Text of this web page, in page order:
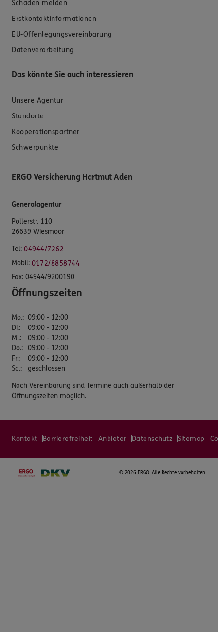
Schaden melden
Erstkontaktinformationen
EU-Offenlegungsvereinbarung
Datenverarbeitung
Das könnte Sie auch interessieren
Unsere Agentur
Standorte
Kooperationspartner
Schwerpunkte
ERGO Versicherung Hartmut Aden
Generalagentur
Pollerstr. 110
26639 Wiesmoor
Tel: 04944/7262
Mobil: 0172/8858744
Fax: 04944/9200190
Öffnungszeiten
Mo.: 09:00 - 12:00
Di.:
09:00 - 12:00
Mi.:
09:00 - 12:00
Do.: 09:00 - 12:00
Fr.:
09:00 - 12:00
Sa.: geschlossen
Nach Vereinbarung sind Termine auch außerhalb der
Öffnungszeiten möglich.
Kontakt Barrierefreiheit Anbieter Datenschutz Sitemap
© 2026 ERGO. Alle Rechte vorbehalten.